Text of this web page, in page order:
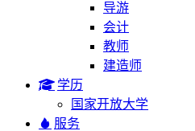
导游
会计
教师
建造师
学历
国家开放大学
服务